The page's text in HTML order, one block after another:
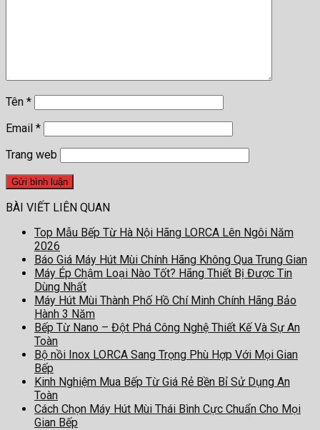
Tên *
Email *
Trang web
BÀI VIẾT LIÊN QUAN
Top Mẫu Bếp Từ Hà Nội Hãng LORCA Lên Ngôi Năm
2026
Báo Giá Máy Hút Mùi Chính Hãng Không Qua Trung Gian
Máy Ép Chậm Loại Nào Tốt? Hãng Thiết Bị Được Tin
Dùng Nhất
Máy Hút Mùi Thành Phố Hồ Chí Minh Chính Hãng Bảo
Hành 3 Năm
Bếp Từ Nano – Đột Phá Công Nghệ Thiết Kế Và Sự An
Toàn
Bộ nồi Inox LORCA Sang Trọng Phù Hợp Với Mọi Gian
Bếp
Kinh Nghiệm Mua Bếp Từ Giá Rẻ Bền Bỉ Sử Dụng An
Toàn
Cách Chọn Máy Hút Mùi Thái Bình Cực Chuẩn Cho Mọi
Gian Bếp